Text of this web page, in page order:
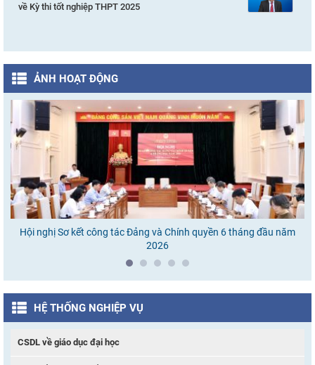
về Kỳ thi tốt nghiệp THPT 2025
ẢNH HOẠT ĐỘNG
Hội nghị Sơ kết công tác Đảng và Chính quyền 6 tháng đầu năm
2026
HỆ THỐNG NGHIỆP VỤ
CSDL về giáo dục đại học